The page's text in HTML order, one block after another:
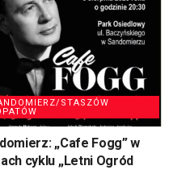
STASZÓW
„Cafe Fogg” w
cyklu „Letni Ogród